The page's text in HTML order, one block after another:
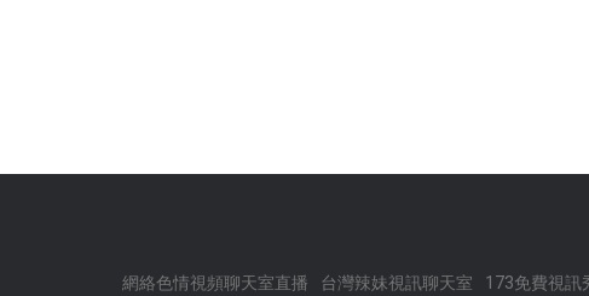
網絡色情視頻聊天室直播 台灣辣妹視訊聊天室 173免費視訊